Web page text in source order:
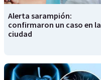
Alerta sarampión:
confirmaron un caso en la
ciudad